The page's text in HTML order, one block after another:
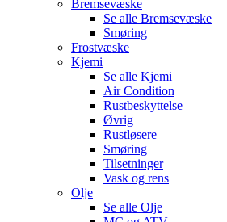
Bremsevæske
Se alle Bremsevæske
Smøring
Frostvæske
Kjemi
Se alle Kjemi
Air Condition
Rustbeskyttelse
Øvrig
Rustløsere
Smøring
Tilsetninger
Vask og rens
Olje
Se alle Olje